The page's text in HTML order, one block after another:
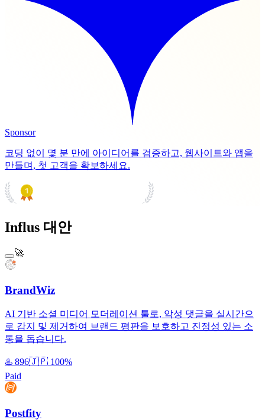
Sponsor
코딩 없이 몇 분 만에 아이디어를 검증하고, 웹사이트와 앱을
만들며, 첫 고객을 확보하세요.
Influs 대안
🚀
BrandWiz
AI 기반 소셜 미디어 모더레이션 툴로, 악성 댓글을 실시간으
로 감지 및 제거하여 브랜드 평판을 보호하고 진정성 있는 소
통을 돕습니다.
♨️ 896🇯🇵 100%
Paid
Postfity